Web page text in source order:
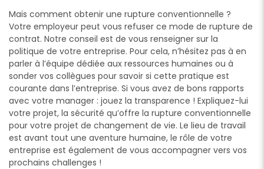
Mais comment obtenir une rupture conventionnelle ?
Votre employeur peut vous refuser ce mode de rupture de
contrat. Notre conseil est de vous renseigner sur la
politique de votre entreprise. Pour cela, n’hésitez pas à en
parler à l’équipe dédiée aux ressources humaines ou à
sonder vos collègues pour savoir si cette pratique est
courante dans l’entreprise. Si vous avez de bons rapports
avec votre manager : jouez la transparence ! Expliquez-lui
votre projet, la sécurité qu’offre la rupture conventionnelle
pour votre projet de changement de vie. Le lieu de travail
est avant tout une aventure humaine, le rôle de votre
entreprise est également de vous accompagner vers vos
prochains challenges !